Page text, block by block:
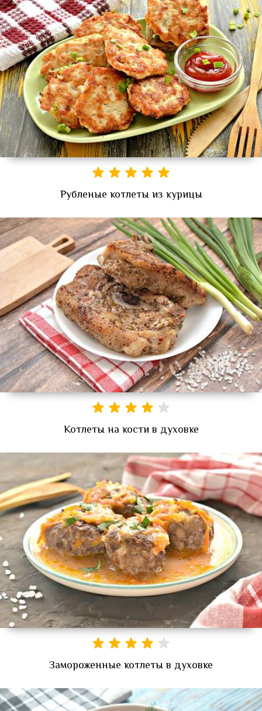
Рубленые котлеты из курицы
Котлеты на кости в духовке
Замороженные котлеты в духовке